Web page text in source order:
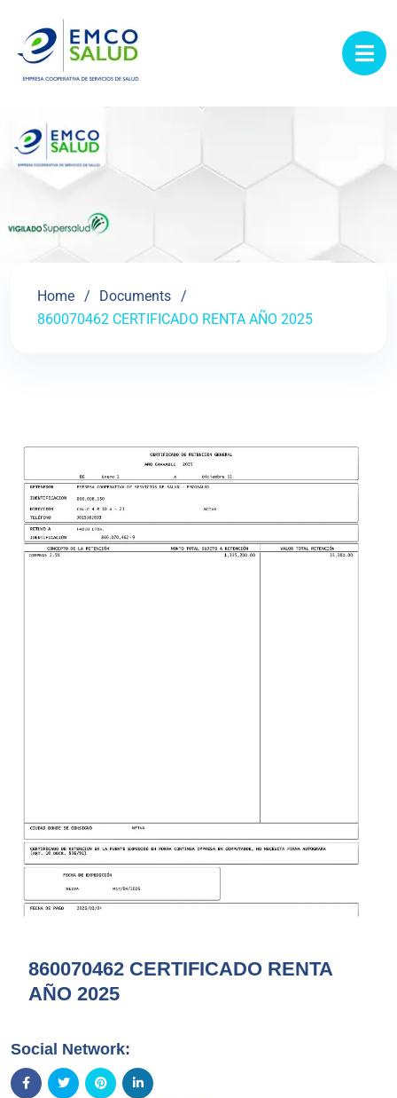
Home
Documents
860070462 CERTIFICADO RENTA AÑO 2025
860070462 CERTIFICADO RENTA
AÑO 2025
Social Network: